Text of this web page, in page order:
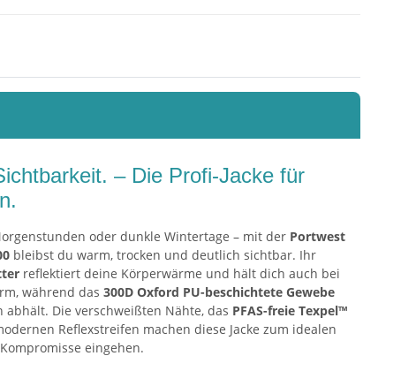
– Die Profi-Jacke für
oder dunkle Wintertage – mit der Portwest
bleibst du warm, trocken und deutlich sichtbar. Ihr
reflektiert deine Körperwärme und hält dich auch bei
während das 300D Oxford PU-beschichtete Gewebe
abhält. Die verschweißten Nähte, das PFAS-freie Texpel™
Reflexstreifen machen diese Jacke zum idealen
eingehen.